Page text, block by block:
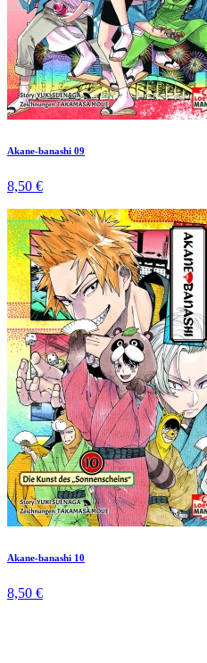
Akane-banashi 09
8,50 €
Akane-banashi 10
8,50 €